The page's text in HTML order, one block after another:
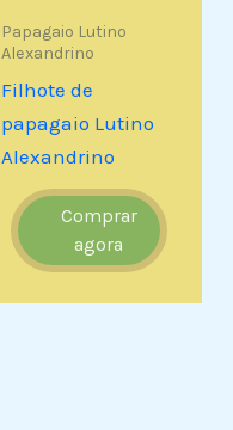
Papagaio Lutino
Alexandrino
Filhote de
papagaio Lutino
Alexandrino
Comprar
agora